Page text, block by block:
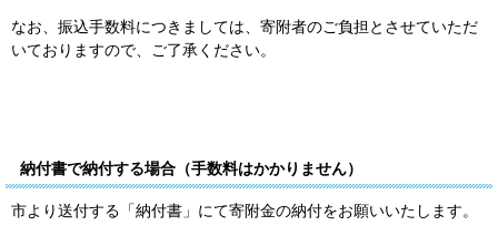
なお、振込手数料につきましては、寄附者のご負担とさせていただ
いておりますので、ご了承ください。
納付書で納付する場合（手数料はかかりません）
市より送付する「納付書」にて寄附金の納付をお願いいたします。